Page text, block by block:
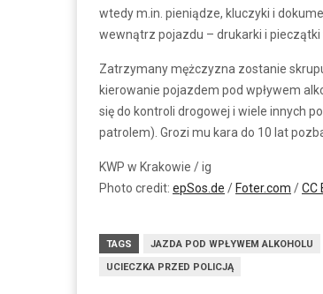
wtedy m.in. pieniądze, kluczyki i
wewnątrz pojazdu – drukarki i
Zatrzymany mężczyzna zostanie
kierowanie pojazdem pod wpływem
się do kontroli drogowej i wiele innych
patrolem). Grozi mu kara do 10 lat
KWP w Krakowie / ig
Photo credit: epSos.de / Foter.com /CC
TAGS JAZDA POD WPŁYWEM ALKOHOLU
UCIECZKA PRZED POLICJĄ